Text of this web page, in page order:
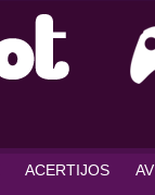
ACERTIJOS